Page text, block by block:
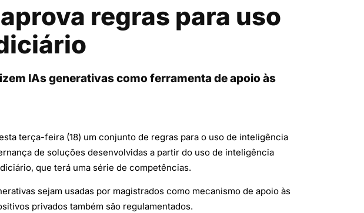
regras para uso
IAs generativas como ferramenta de apoio às
terça-feira (18) um conjunto de regras para o uso de inteligência
de soluções desenvolvidas a partir do uso de inteligência
que terá uma série de competências.
sejam usadas por magistrados como mecanismo de apoio às
privados também são regulamentados.